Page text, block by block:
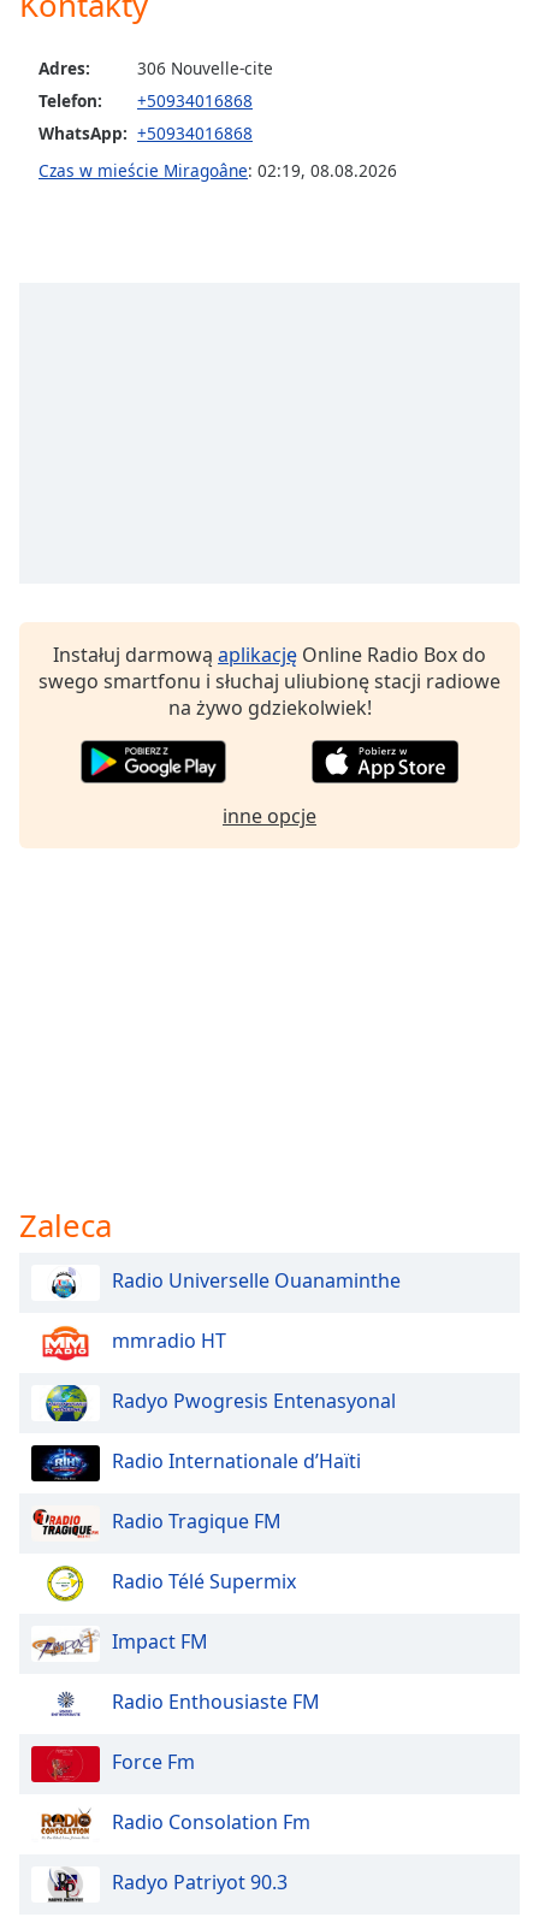
Opacity
Caption
Area
Reset
dialog
Adres:
306 Nouvelle-cite
Telefon:
+50934016868
WhatsApp: +50934016868
Czas w mieście Miragoâne: 02:19, 08.08.2026
Instałuj darmową aplikację Online Radio Box do
swego smartfonu i słuchaj uliubionę stacji radiowe
na żywo gdziekolwiek!
inne opcje
Zaleca
Radio Universelle Ouanaminthe
mmradio HT
Radyo Pwogresis Entenasyonal
Radio Internationale d’Haïti
Radio Tragique FM
Radio Télé Supermix
Impact FM
Radio Enthousiaste FM
Force Fm
Radio Consolation Fm
Radyo Patriyot 90.3